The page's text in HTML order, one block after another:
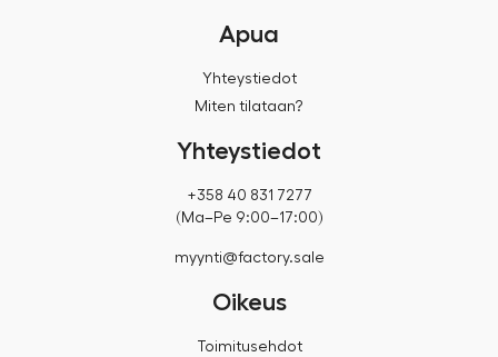
Apua
Yhteystiedot
Miten tilataan?
Yhteystiedot
+358 40 831 7277
(Ma–Pe 9:00–17:00)
myynti@factory.sale
Oikeus
Toimitusehdot